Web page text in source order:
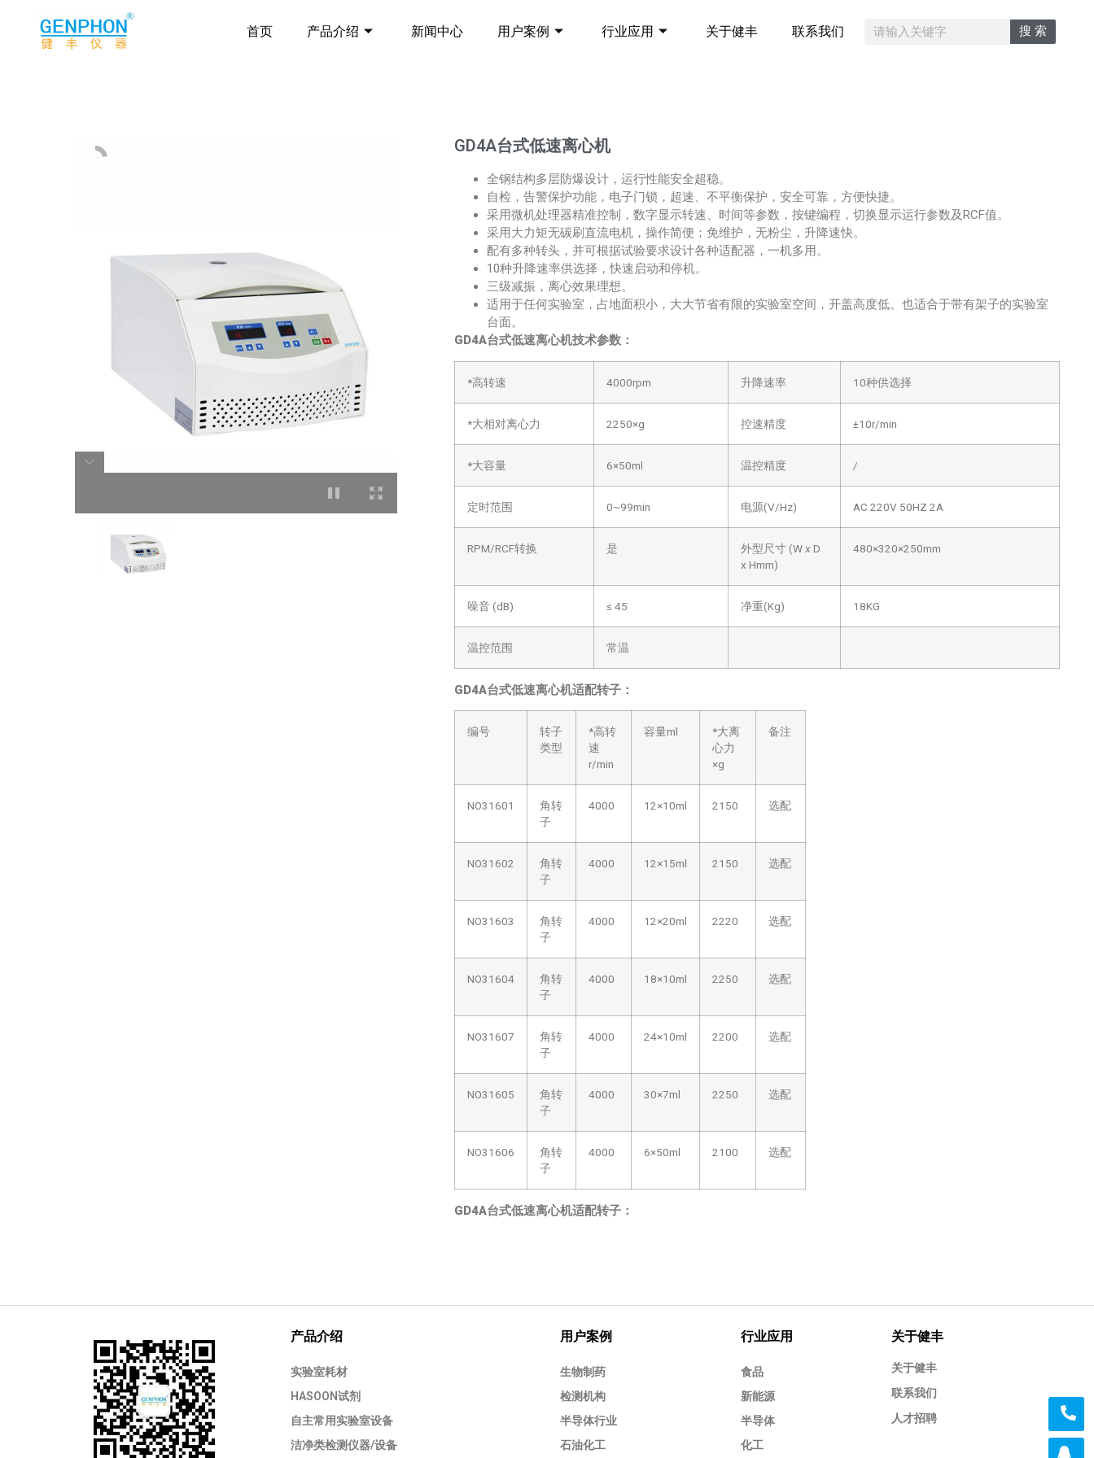
首页 产品介绍 新闻中心 用户案例 行业应用 关于健丰 联系我们 搜 索
GD4A台式低速离心机
全钢结构多层防爆设计，运行性能安全超稳。
自检，告警保护功能，电子门锁，超速、不平衡保护，安全可靠，方便快捷。
采用微机处理器精准控制，数字显示转速、时间等参数，按键编程，切换显示运行参数及RCF值。
采用大力矩无碳刷直流电机，操作简便；免维护，无粉尘，升降速快。
配有多种转头，并可根据试验要求设计各种适配器，一机多用。
10种升降速率供选择，快速启动和停机。
三级减振，离心效果理想。
适用于任何实验室，占地面积小，大大节省有限的实验室空间，开盖高度低。也适合于带有架子的实验室
台面。
GD4A台式低速离心机技术参数：
*高转速 4000rpm 升降速率 10种供选择
*大相对离心力 2250×g 控速精度 ±10r/min
*大容量 6×50ml 温控精度 /
定时范围 0~99min 电源(V/Hz) AC 220V 50HZ 2A
RPM/RCF转换 是
外型尺寸 (W x D
x Hmm)
480×320×250mm
噪音 (dB) ≤ 45 净重(Kg) 18KG
温控范围 常温
GD4A台式低速离心机适配转子：
编号
转子
类型
*高转
速
r/min
容量ml
*大离
心力
×g
备注
NO31601
角转
子
4000 12×10ml 2150 选配
NO31602
角转
子
4000 12×15ml 2150 选配
NO31603
角转
子
4000 12×20ml 2220 选配
NO31604
角转
子
4000 18×10ml 2250 选配
NO31607
角转
子
4000 24×10ml 2200 选配
NO31605
角转
子
4000 30×7ml 2250 选配
NO31606
角转
子
4000 6×50ml 2100 选配
GD4A台式低速离心机适配转子：
产品介绍
实验室耗材
HASOON试剂
自主常用实验室设备
洁净类检测仪器/设备
用户案例
生物制药
检测机构
半导体行业
石油化工
行业应用
食品
新能源
半导体
化工
关于健丰
关于健丰
联系我们
人才招聘